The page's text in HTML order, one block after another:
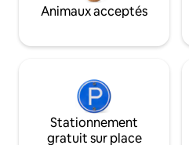
Animaux acceptés
Stationnement
gratuit sur place